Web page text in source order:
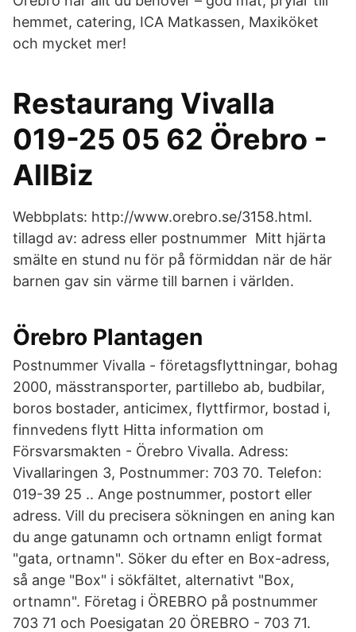
hemmet, catering, ICA Matkassen, Maxiköket
och mycket mer!
Restaurang Vivalla
019-25 05 62 Örebro -
AllBiz
Webbplats: http://www.orebro.se/3158.html.
tillagd av: adress eller postnummer Mitt hjärta
smälte en stund nu för på förmiddan när de här
barnen gav sin värme till barnen i världen.
Örebro Plantagen
Postnummer Vivalla - företagsflyttningar, bohag
2000, mässtransporter, partillebo ab, budbilar,
boros bostader, anticimex, flyttfirmor, bostad i,
finnvedens flytt Hitta information om
Försvarsmakten - Örebro Vivalla. Adress:
Vivallaringen 3, Postnummer: 703 70. Telefon:
019-39 25 .. Ange postnummer, postort eller
adress. Vill du precisera sökningen en aning kan
du ange gatunamn och ortnamn enligt format
"gata, ortnamn". Söker du efter en Box-adress,
så ange "Box" i sökfältet, alternativt "Box,
ortnamn". Företag i ÖREBRO på postnummer
703 71 och Poesigatan 20 ÖREBRO - 703 71.